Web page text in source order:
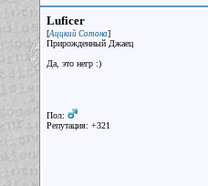
Luficer
[Аццкий Сотона]
Прирожденный Джаец
Да, это негр :)
Пол:
Репутация: +321